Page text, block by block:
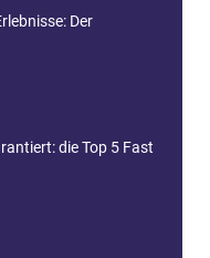
Der
die Top 5 Fast